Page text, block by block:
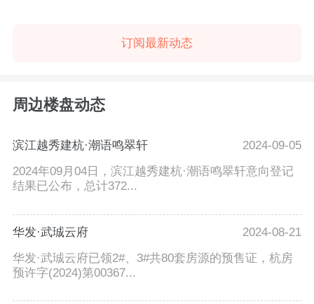
订阅最新动态
周边楼盘动态
滨江越秀建杭·潮语鸣翠轩
2024-09-05
2024年09月04日，滨江越秀建杭·潮语鸣翠轩意向登记
结果已公布，总计372...
华发·武珹云府
2024-08-21
华发·武珹云府已领2#、3#共80套房源的预售证，杭房
预许字(2024)第00367...